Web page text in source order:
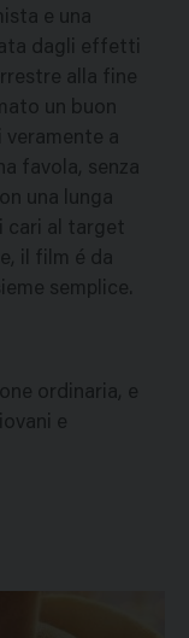
e una
dagli effetti
alla fine
un buon
veramente a
favola, senza
una lunga
cari al target
il film é da
semplice.
ordinaria, e
e